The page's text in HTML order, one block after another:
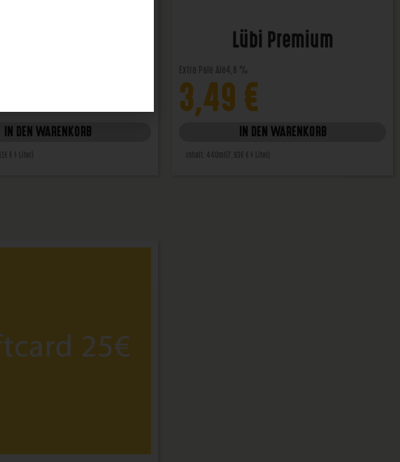
IN DEN WARENKORB
Lübi Premium
3,49 €
IN DEN WARENKORB